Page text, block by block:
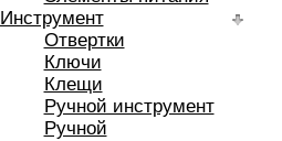
Инструмент
Отвертки
Ключи
Клещи
Ручной инструмент
Ручной